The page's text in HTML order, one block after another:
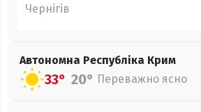
Чернігів
Автономна Республіка Крим
33° 20° Переважно ясно